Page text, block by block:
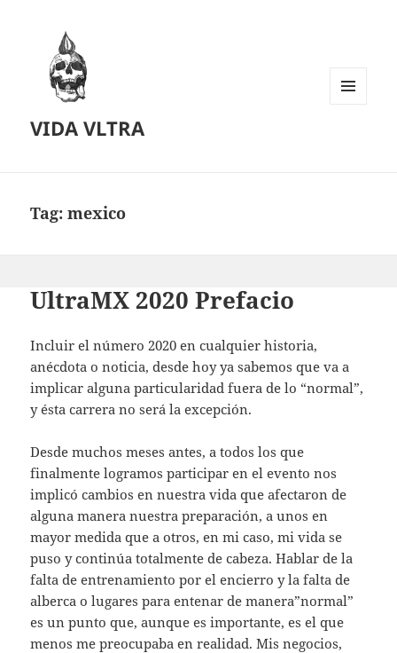
VIDA VLTRA
Tag:mexico
UltraMX 2020 Prefacio
Incluir el número 2020 en cualquier historia,
anécdota o noticia, desde hoy ya sabemos que va a
implicar alguna particularidad fuera de lo “normal”,
y ésta carrera no será la excepción.
Desde muchos meses antes, a todos los que
finalmente logramos participar en el evento nos
implicó cambios en nuestra vida que afectaron de
alguna manera nuestra preparación, a unos en
mayor medida que a otros, en mi caso, mi vida se
puso y continúa totalmente de cabeza. Hablar de la
falta de entrenamiento por el encierro y la falta de
alberca o lugares para entenar de manera”normal”
es un punto que, aunque es importante, es el que
menos me preocupaba en realidad. Mis negocios,